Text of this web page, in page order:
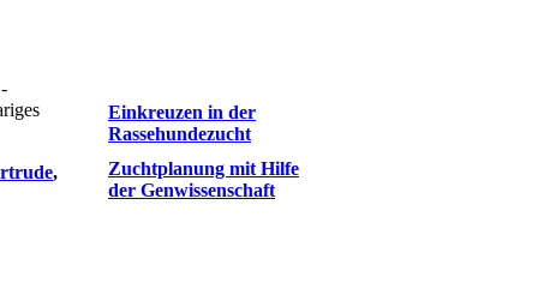
,
Einkreuzen in der
Rassehundezucht
Zuchtplanung mit Hilfe
der Genwissenschaft